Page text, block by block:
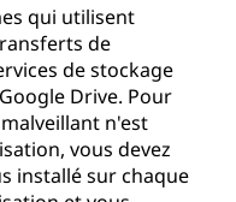
qui utilisent
de
de stockage
Drive. Pour
n'est
vous devez
installé sur chaque